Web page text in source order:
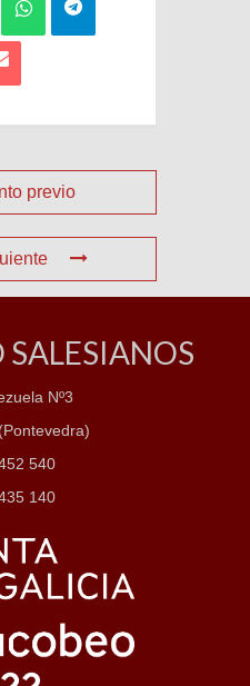
previo
Nº3
540
140